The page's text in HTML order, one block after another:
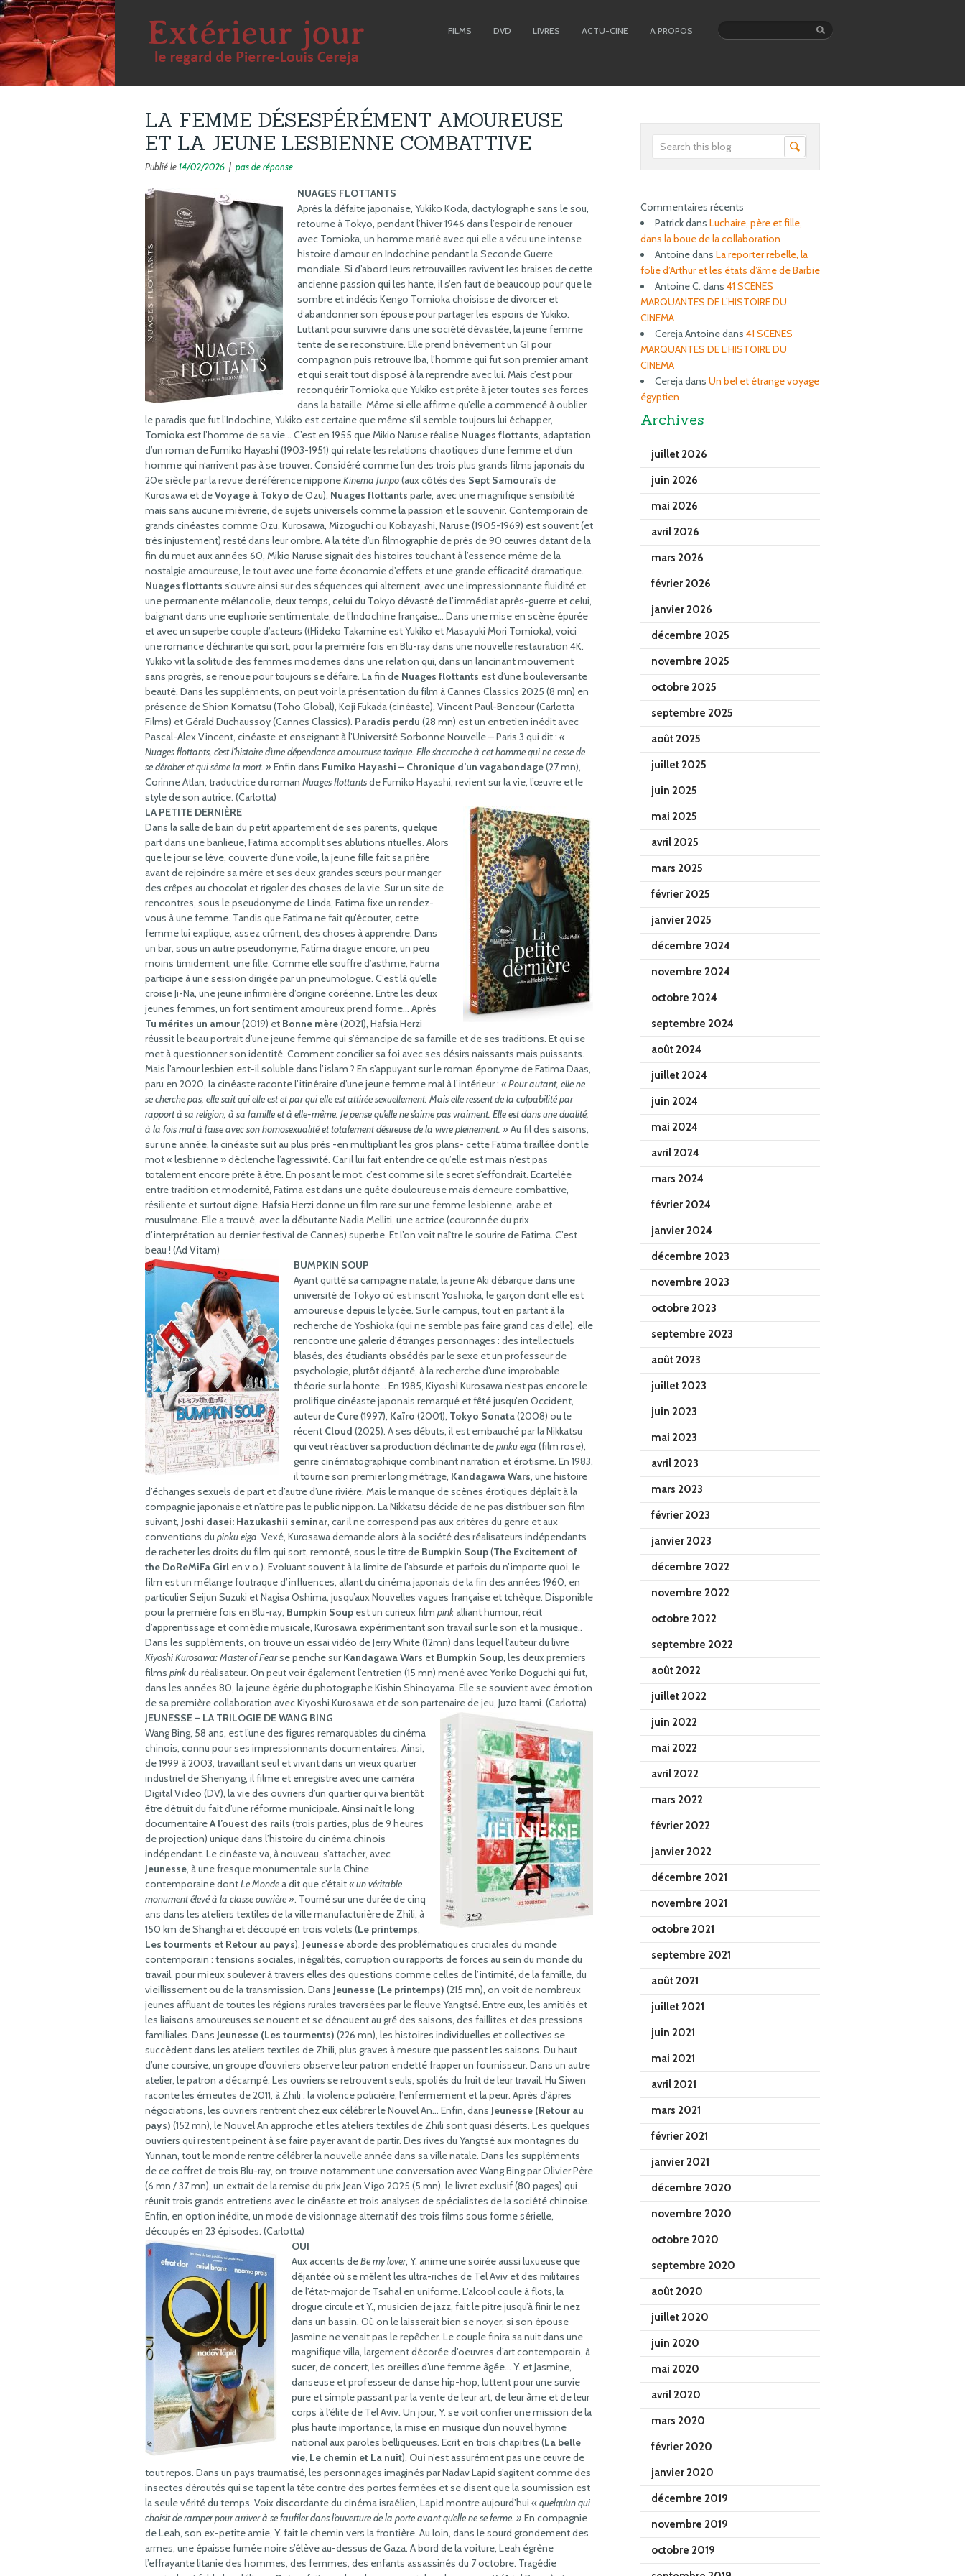
FILMS DVD LIVRES ACTU-CINE A PROPOS
LA FEMME DÉSESPÉRÉMENT AMOUREUSE
ET LA JEUNE LESBIENNE COMBATTIVE
Publié le14/02/2026 | pas de réponse
NUAGES FLOTTANTS
Après la défaite japonaise, Yukiko Koda, dactylographe sans le sou,
retourne à Tokyo, pendant l’hiver 1946 dans l’espoir de renouer
avec Tomioka, un homme marié avec qui elle a vécu une intense
histoire d’amour en Indochine pendant la Seconde Guerre
mondiale. Si d’abord leurs retrouvailles ravivent les braises de cette
ancienne passion qui les hante, il s’en faut de beaucoup pour que le
sombre et indécis Kengo Tomioka choisisse de divorcer et
d’abandonner son épouse pour partager les espoirs de Yukiko.
Luttant pour survivre dans une société dévastée, la jeune femme
tente de se reconstruire. Elle prend brièvement un GI pour
compagnon puis retrouve Iba, l’homme qui fut son premier amant
et qui serait tout disposé à la reprendre avec lui. Mais c’est pour
reconquérir Tomioka que Yukiko est prête à jeter toutes ses forces
dans la bataille. Même si elle affirme qu’elle a commencé à oublier
le paradis que fut l’Indochine, Yukiko est certaine que même s’il semble toujours lui échapper,
Tomioka est l’homme de sa vie… C’est en 1955 que Mikio Naruse réalise Nuages flottants, adaptation
d’un roman de Fumiko Hayashi (1903-1951) qui relate les relations chaotiques d’une femme et d’un
homme qui n‘arrivent pas à se trouver. Considéré comme l’un des trois plus grands films japonais du
20e siècle par la revue de référence nipponeKinema Junpo(aux côtés des Sept Samouraïs de
Kurosawa et deVoyage à Tokyo de Ozu), Nuages flottants parle, avec une magnifique sensibilité
mais sans aucune mièvrerie, de sujets universels comme la passion et le souvenir. Contemporain de
grands cinéastes comme Ozu, Kurosawa, Mizoguchi ou Kobayashi, Naruse (1905-1969) est souvent (et
très injustement) resté dans leur ombre. A la tête d’un filmographie de près de 90 œuvres datant de la
fin du muet aux années 60, Mikio Naruse signait des histoires touchant à l’essence même de la
nostalgie amoureuse, le tout avec une forte économie d’effets et une grande efficacité dramatique.
Nuages flottants s’ouvre ainsi sur des séquences qui alternent, avec une impressionnante fluidité et
une permanente mélancolie, deux temps, celui du Tokyo dévasté de l’immédiat après-guerre et celui,
baignant dans une euphorie sentimentale, de l’Indochine française… Dans une mise en scène épurée
et avec un superbe couple d’acteurs ((Hideko Takamine est Yukiko et Masayuki Mori Tomioka), voici
une romance déchirante qui sort, pour la première fois en Blu-ray dans une nouvelle restauration 4K.
Yukiko vit la solitude des femmes modernes dans une relation qui, dans un lancinant mouvement
sans progrès, se renoue pour toujours se défaire. La fin de Nuages flottants est d’une bouleversante
beauté. Dans les suppléments, on peut voir la présentation du film à Cannes Classics 2025 (8 mn) en
présence de Shion Komatsu (Toho Global), Koji Fukada (cinéaste), Vincent Paul-Boncour (Carlotta
Films) et Gérald Duchaussoy (Cannes Classics). Paradis perdu (28 mn) est un entretien inédit avec
Pascal-Alex Vincent, cinéaste et enseignant à l’Université Sorbonne Nouvelle – Paris 3 qui dit : «
Nuages flottants, c’est l’histoire d’une dépendance amoureuse toxique. Elle s’accroche à cet homme qui ne cesse de
se dérober et qui sème la mort. » Enfin dans Fumiko Hayashi – Chronique d’un vagabondage(27 mn),
Corinne Atlan, traductrice du roman Nuages flottantsde Fumiko Hayashi, revient sur la vie, l’œuvre et le
style de son autrice. (Carlotta)
LA PETITE DERNIÈRE
Dans la salle de bain du petit appartement de ses parents, quelque
part dans une banlieue, Fatima accomplit ses ablutions rituelles. Alors
que le jour se lève, couverte d’une voile, la jeune fille fait sa prière
avant de rejoindre sa mère et ses deux grandes sœurs pour manger
des crêpes au chocolat et rigoler des choses de la vie. Sur un site de
rencontres, sous le pseudonyme de Linda, Fatima fixe un rendez-
vous à une femme. Tandis que Fatima ne fait qu’écouter, cette
femme lui explique, assez crûment, des choses à apprendre. Dans
un bar, sous un autre pseudonyme, Fatima drague encore, un peu
moins timidement, une fille. Comme elle souffre d’asthme, Fatima
participe à une session dirigée par un pneumologue. C’est là qu’elle
croise Ji-Na, une jeune infirmière d’origine coréenne. Entre les deux
jeunes femmes, un fort sentiment amoureux prend forme… Après
Tu mérites un amour(2019) et Bonne mère(2021), Hafsia Herzi
réussit le beau portrait d’une jeune femme qui s’émancipe de sa famille et de ses traditions. Et qui se
met à questionner son identité. Comment concilier sa foi avec ses désirs naissants mais puissants.
Mais l’amour lesbien est-il soluble dans l’islam ? En s’appuyant sur le roman éponyme de Fatima Daas,
paru en 2020, la cinéaste raconte l’itinéraire d’une jeune femme mal à l’intérieur : « Pour autant, elle ne
se cherche pas, elle sait qui elle est et par qui elle est attirée sexuellement. Mais elle ressent de la culpabilité par
rapport à sa religion, à sa famille et à elle-même. Je pense qu’elle ne s’aime pas vraiment. Elle est dans une dualité;
à la fois mal à l’aise avec son homosexualité et totalement désireuse de la vivre pleinement. » Au fil des saisons,
sur une année, la cinéaste suit au plus près -en multipliant les gros plans- cette Fatima tiraillée dont le
mot « lesbienne » déclenche l’agressivité. Car il lui fait entendre ce qu’elle est mais n’est pas
totalement encore prête à être. En posant le mot, c’est comme si le secret s’effondrait. Ecartelée
entre tradition et modernité, Fatima est dans une quête douloureuse mais demeure combattive,
résiliente et surtout digne. Hafsia Herzi donne un film rare sur une femme lesbienne, arabe et
musulmane. Elle a trouvé, avec la débutante Nadia Melliti, une actrice (couronnée du prix
d’interprétation au dernier festival de Cannes) superbe. Et l’on voit naître le sourire de Fatima. C’est
beau ! (Ad Vitam)
BUMPKIN SOUP
Ayant quitté sa campagne natale, la jeune Aki débarque dans une
université de Tokyo où est inscrit Yoshioka, le garçon dont elle est
amoureuse depuis le lycée. Sur le campus, tout en partant à la
recherche de Yoshioka (qui ne semble pas faire grand cas d’elle), elle
rencontre une galerie d’étranges personnages : des intellectuels
blasés, des étudiants obsédés par le sexe et un professeur de
psychologie, plutôt déjanté, à la recherche d’une improbable
théorie sur la honte… En 1985, Kiyoshi Kurosawa n’est pas encore le
prolifique cinéaste japonais remarqué et fêté jusqu’en Occident,
auteur de Cure(1997), Kaïro (2001), Tokyo Sonata(2008) ou le
récent Cloud (2025). A ses débuts, il est embauché par la Nikkatsu
qui veut réactiver sa production déclinante depinku eiga (film rose),
genre cinématographique combinant narration et érotisme. En 1983,
il tourne son premier long métrage, Kandagawa Wars, une histoire
d’échanges sexuels de part et d’autre d’une rivière. Mais le manque de scènes érotiques déplaît à la
compagnie japonaise et n’attire pas le public nippon. La Nikkatsu décide de ne pas distribuer son film
suivant, Joshi dasei: Hazukashii seminar, car il ne correspond pas aux critères du genre et aux
conventions du pinku eiga. Vexé, Kurosawa demande alors à la société des réalisateurs indépendants
de racheter les droits du film qui sort, remonté, sous le titre de Bumpkin Soup(The Excitement of
the DoReMiFa Girl en v.o.). Evoluant souvent à la limite de l’absurde et parfois du n’importe quoi, le
film est un mélange foutraque d’influences, allant du cinéma japonais de la fin des années 1960, en
particulier Seijun Suzuki et Nagisa Oshima, jusqu’aux Nouvelles vagues française et tchèque. Disponible
pour la première fois en Blu-ray, Bumpkin Soup est un curieux film pinkalliant humour, récit
d’apprentissage et comédie musicale, Kurosawa expérimentant son travail sur le son et la musique..
Dans les suppléments, on trouve un essai vidéo de Jerry White (12mn) dans lequel l’auteur du livre
Kiyoshi Kurosawa: Master of Fearse penche surKandagawa Wars et Bumpkin Soup, les deux premiers
films pinkdu réalisateur. On peut voir également l’entretien (15 mn) mené avec Yoriko Doguchi qui fut,
dans les années 80, la jeune égérie du photographe Kishin Shinoyama. Elle se souvient avec émotion
de sa première collaboration avec Kiyoshi Kurosawa et de son partenaire de jeu, Juzo Itami. (Carlotta)
JEUNESSE – LA TRILOGIE DE WANG BING
Wang Bing, 58 ans, est l’une des figures remarquables du cinéma
chinois, connu pour ses impressionnants documentaires. Ainsi,
de 1999 à 2003, travaillant seul et vivant dans un vieux quartier
industriel de Shenyang, il filme et enregistre avec une caméra
Digital Video (DV), la vie des ouvriers d’un quartier qui va bientôt
être détruit du fait d’une réforme municipale. Ainsi naît le long
documentaireA l’ouest des rails (trois parties, plus de 9 heures
de projection) unique dans l’histoire du cinéma chinois
indépendant. Le cinéaste va, à nouveau, s’attacher, avec
Jeunesse, à une fresque monumentale sur la Chine
contemporaine dontLe Mondea dit que c’était« un véritable
monument élevé à la classe ouvrière ». Tourné sur une durée de cinq
ans dans les ateliers textiles de la ville manufacturière de Zhili, à
150 km de Shanghai et découpé en trois volets (Le printemps,
Les tourments et Retour au pays), Jeunesseaborde des problématiques cruciales du monde
contemporain : tensions sociales, inégalités, corruption ou rapports de forces au sein du monde du
travail, pour mieux soulever à travers elles des questions comme celles de l’intimité, de la famille, du
vieillissement ou de la transmission. Dans Jeunesse (Le printemps) (215 mn), on voit de nombreux
jeunes affluant de toutes les régions rurales traversées par le fleuve Yangtsé. Entre eux, les amitiés et
les liaisons amoureuses se nouent et se dénouent au gré des saisons, des faillites et des pressions
familiales. Dans Jeunesse (Les tourments) (226 mn), les histoires individuelles et collectives se
succèdent dans les ateliers textiles de Zhili, plus graves à mesure que passent les saisons. Du haut
d’une coursive, un groupe d’ouvriers observe leur patron endetté frapper un fournisseur. Dans un autre
atelier, le patron a décampé. Les ouvriers se retrouvent seuls, spoliés du fruit de leur travail. Hu Siwen
raconte les émeutes de 2011, à Zhili : la violence policière, l’enfermement et la peur. Après d’âpres
négociations, les ouvriers rentrent chez eux célébrer le Nouvel An… Enfin, dans Jeunesse (Retour au
pays) (152 mn), le Nouvel An approche et les ateliers textiles de Zhili sont quasi déserts. Les quelques
ouvriers qui restent peinent à se faire payer avant de partir. Des rives du Yangtsé aux montagnes du
Yunnan, tout le monde rentre célébrer la nouvelle année dans sa ville natale. Dans les suppléments
de ce coffret de trois Blu-ray, on trouve notamment une conversation avec Wang Bing par Olivier Père
(6 mn / 37 mn), un extrait de la remise du prix Jean Vigo 2025 (5 mn), le livret exclusif (80 pages) qui
réunit trois grands entretiens avec le cinéaste et trois analyses de spécialistes de la société chinoise.
Enfin, en option inédite, un mode de visionnage alternatif des trois films sous forme sérielle,
découpés en 23 épisodes. (Carlotta)
OUI
Aux accents deBe my lover, Y. anime une soirée aussi luxueuse que
déjantée où se mêlent les ultra-riches de Tel Aviv et des militaires
de l’état-major de Tsahal en uniforme. L’alcool coule à flots, la
drogue circule et Y., musicien de jazz, fait le pitre jusqu’à finir le nez
dans un bassin. Où on le laisserait bien se noyer, si son épouse
Jasmine ne venait pas le repêcher. Le couple finira sa nuit dans une
magnifique villa, largement décorée d’oeuvres d’art contemporain, à
sucer, de concert, les oreilles d’une femme âgée… Y. et Jasmine,
danseuse et professeur de danse hip-hop, luttent pour une survie
pure et simple passant par la vente de leur art, de leur âme et de leur
corps à l’élite de Tel Aviv. Un jour, Y. se voit confier une mission de la
plus haute importance, la mise en musique d’un nouvel hymne
national aux paroles belliqueuses. Ecrit en trois chapitres (La belle
vie, Le chemin et La nuit), Oui n’est assurément pas une œuvre de
tout repos. Dans un pays traumatisé, les personnages imaginés par Nadav Lapid s’agitent comme des
insectes déroutés qui se tapent la tête contre des portes fermées et se disent que la soumission est
la seule vérité du temps. Voix discordante du cinéma israélien, Lapid montre aujourd’hui «quelqu’un qui
choisit de ramper pour arriver à se faufiler dans l’ouverture de la porte avant qu’elle ne se ferme. » En compagnie
de Leah, son ex-petite amie, Y. fait le chemin vers la frontière. Au loin, dans le sourd grondement des
armes, une épaisse fumée noire s’élève au-dessus de Gaza. A bord de la voiture, Leah égrène
l’effrayante litanie des hommes, des femmes, des enfants assassinés du 7 octobre. Tragédie
Commentaires récents
Patrickdans Luchaire, père et fille,
dans la boue de la collaboration
Antoinedans La reporter rebelle, la
folie d’Arthur et les états d’âme de Barbie
Antoine C. dans 41 SCENES
MARQUANTES DE L’HISTOIRE DU
CINEMA
Cereja Antoinedans 41 SCENES
MARQUANTES DE L’HISTOIRE DU
CINEMA
Cerejadans Un bel et étrange voyage
égyptien
Archives
juillet 2026
juin 2026
mai 2026
avril 2026
mars 2026
février 2026
janvier 2026
décembre 2025
novembre 2025
octobre 2025
septembre 2025
août 2025
juillet 2025
juin 2025
mai 2025
avril 2025
mars 2025
février 2025
janvier 2025
décembre 2024
novembre 2024
octobre 2024
septembre 2024
août 2024
juillet 2024
juin 2024
mai 2024
avril 2024
mars 2024
février 2024
janvier 2024
décembre 2023
novembre 2023
octobre 2023
septembre 2023
août 2023
juillet 2023
juin 2023
mai 2023
avril 2023
mars 2023
février 2023
janvier 2023
décembre 2022
novembre 2022
octobre 2022
septembre 2022
août 2022
juillet 2022
juin 2022
mai 2022
avril 2022
mars 2022
février 2022
janvier 2022
décembre 2021
novembre 2021
octobre 2021
septembre 2021
août 2021
juillet 2021
juin 2021
mai 2021
avril 2021
mars 2021
février 2021
janvier 2021
décembre 2020
novembre 2020
octobre 2020
septembre 2020
août 2020
juillet 2020
juin 2020
mai 2020
avril 2020
mars 2020
février 2020
janvier 2020
décembre 2019
novembre 2019
octobre 2019